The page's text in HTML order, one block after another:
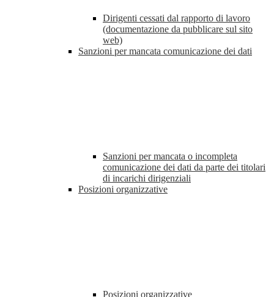
Dirigenti cessati dal rapporto di lavoro
(documentazione da pubblicare sul sito
web)
Sanzioni per mancata comunicazione dei dati
Sanzioni per mancata o incompleta
comunicazione dei dati da parte dei titolari
di incarichi dirigenziali
Posizioni organizzative
Posizioni organizzative